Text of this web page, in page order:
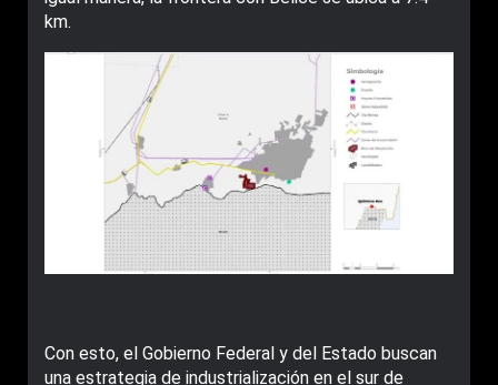
km.
Con esto, el Gobierno Federal y del Estado buscan
una estrategia de industrialización en el sur de